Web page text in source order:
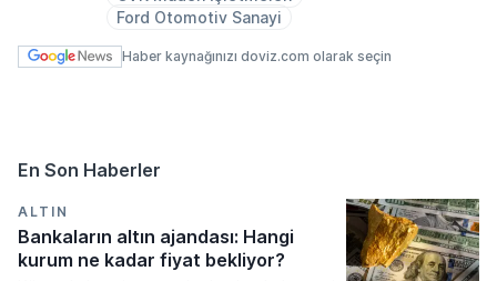
Ford Otomotiv Sanayi
Haber kaynağınızı doviz.com olarak seçin
En Son Haberler
ALTIN
Bankaların altın ajandası: Hangi
kurum ne kadar fiyat bekliyor?